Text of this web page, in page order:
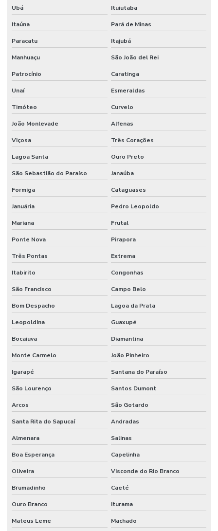
Ubá Ituiutaba
Itaúna Pará de Minas
Paracatu Itajubá
Manhuaçu São João del Rei
Patrocínio Caratinga
Unaí Esmeraldas
Timóteo Curvelo
João Monlevade Alfenas
Viçosa Três Corações
Lagoa Santa Ouro Preto
São Sebastião do Paraíso Janaúba
Formiga Cataguases
Januária Pedro Leopoldo
Mariana Frutal
Ponte Nova Pirapora
Três Pontas Extrema
Itabirito Congonhas
São Francisco Campo Belo
Bom Despacho Lagoa da Prata
Leopoldina Guaxupé
Bocaiuva Diamantina
Monte Carmelo João Pinheiro
Igarapé Santana do Paraíso
São Lourenço Santos Dumont
Arcos São Gotardo
Santa Rita do Sapucaí Andradas
Almenara Salinas
Boa Esperança Capelinha
Oliveira Visconde do Rio Branco
Brumadinho Caeté
Ouro Branco Iturama
Mateus Leme Machado